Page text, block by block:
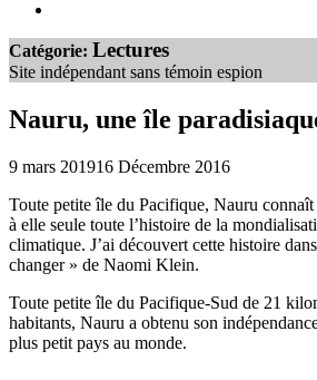
Catégorie: Lectures
Site indépendant sans témoin espion
Nauru, une île
9 mars 201916 Décembre 2016
Toute petite île du Pacifique, Nauru
à elle seule toute l’histoire de la
climatique. J’ai découvert cette histoire
changer » de Naomi Klein.
Toute petite île du Pacifique-Sud de 21
habitants, Nauru a obtenu son
plus petit pays au monde.